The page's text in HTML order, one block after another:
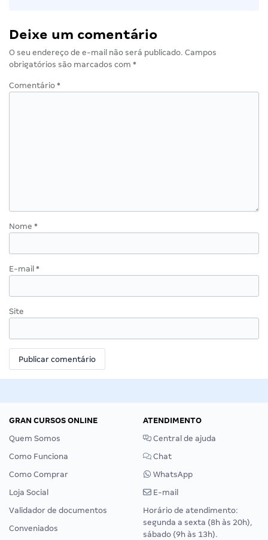
Deixe um comentário
O seu endereço de e-mail não será publicado. Campos
obrigatórios são marcados com *
Comentário *
Nome *
E-mail *
Site
GRAN CURSOS ONLINE
Quem Somos
Como Funciona
Como Comprar
Loja Social
Validador de documentos
Conveniados
ATENDIMENTO
Central de ajuda
Chat
WhatsApp
E-mail
Horário de atendimento:
segunda a sexta (8h às 20h),
sábado (9h às 13h).